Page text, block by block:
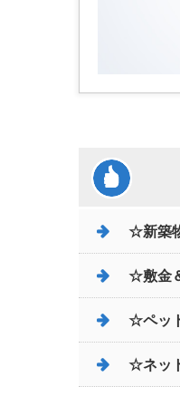
☆新築
☆敷金
☆ペッ
☆ネッ